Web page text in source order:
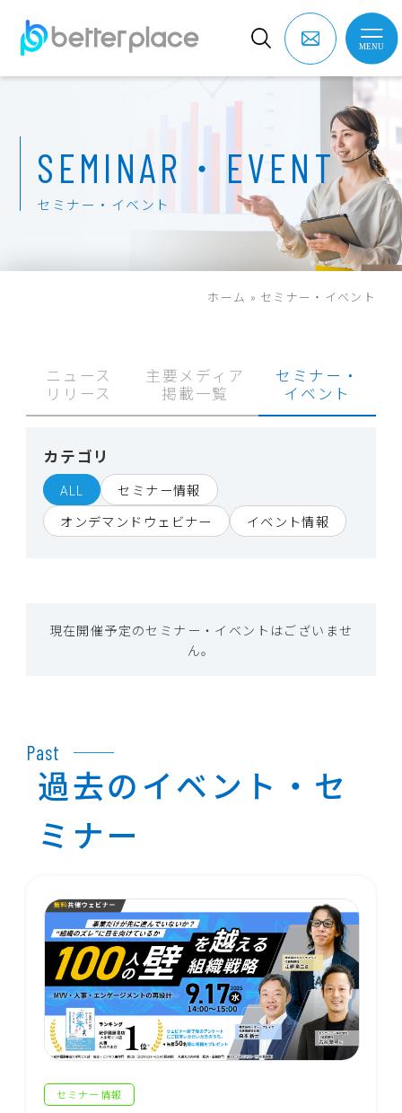
SEMINAR ・ EVENT
セ ミ ナー ・ イベ ン ト
ホーム » セミナー・イベント
ニュース
リリース
セミナー・
イベント
主要メディア
掲載一覧
カテゴリ
ALL
セミナー情報
オンデマンドウェビナー
イベント情報
現在開催予定のセミナー・イベントはございませ
ん。
過去のイベント・セ
ミナー
Past
セミナー情報